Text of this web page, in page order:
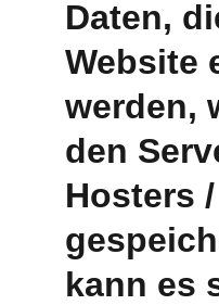
Daten,
Website
werden,
den
Hosters
kann es